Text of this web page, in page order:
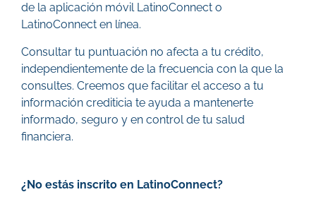
de la aplicación móvil LatinoConnect o
LatinoConnect en línea.
Consultar tu puntuación no afecta a tu crédito,
independientemente de la frecuencia con la que la
consultes. Creemos que facilitar el acceso a tu
información crediticia te ayuda a mantenerte
informado, seguro y en control de tu salud
financiera.
¿No estás inscrito en LatinoConnect?